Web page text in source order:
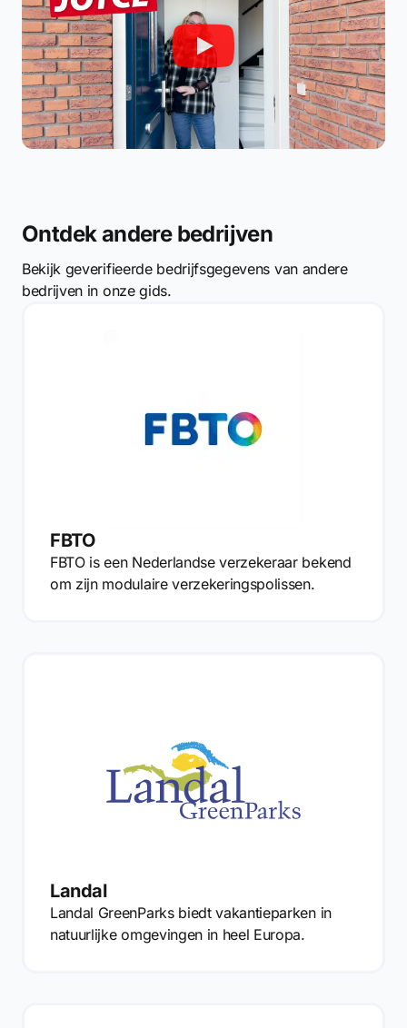
Ontdek andere bedrijven
Bekijk geverifieerde bedrijfsgegevens van andere
bedrijven in onze gids.
FBTO
FBTO is een Nederlandse verzekeraar bekend
om zijn modulaire verzekeringspolissen.
Landal
Landal GreenParks biedt vakantieparken in
natuurlijke omgevingen in heel Europa.